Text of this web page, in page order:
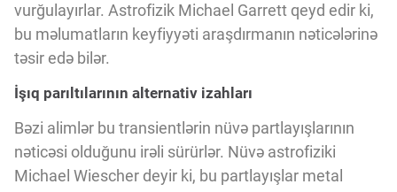
vurğulayırlar. Astrofizik Michael Garrett qeyd edir ki,
bu məlumatların keyfiyyəti araşdırmanın nəticələrinə
təsir edə bilər.
İşıq parıltılarının alternativ izahları
Bəzi alimlər bu transientlərin nüvə partlayışlarının
nəticəsi olduğunu irəli sürürlər. Nüvə astrofiziki
Michael Wiescher deyir ki, bu partlayışlar metal